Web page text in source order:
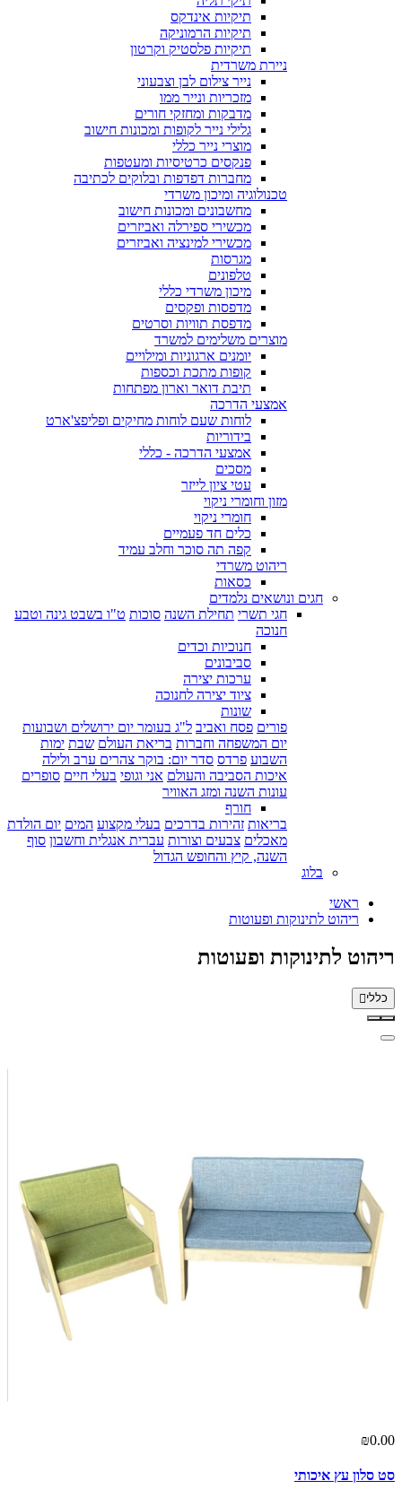
תיקיות אינדקס
תיקיות הרמוניקה
תיקיות פלסטיק וקרטון
ניירת משרדית
נייר צילום לבן וצבעוני
מזכריות ונייר ממו
מדבקות ומחזקי חורים
גלילי נייר לקופות ומכונות חישוב
מוצרי נייר כללי
פנקסים כרטיסיות ומעטפות
מחברות דפדפות ובלוקים לכתיבה
טכנולוגיה ומיכון משרדי
מחשבונים ומכונות חישוב
מכשירי ספירלה ואביזרים
מכשירי למינציה ואביזרים
מגרסות
טלפונים
מיכון משרדי כללי
מדפסות ופקסים
מדפסת תוויות וסרטים
מוצרים משלימים למשרד
יומנים ארגוניות ומילויים
קופות מתכת וכספות
תיבת דואר וארון מפתחות
אמצעי הדרכה
לוחות שעם לוחות מחיקים ופליפצ'ארט
בידוריות
אמצעי הדרכה - כללי
מסכים
עטי ציון לייזר
מזון וחומרי ניקוי
חומרי ניקוי
כלים חד פעמיים
קפה תה סוכר וחלב עמיד
ריהוט משרדי
כסאות
חגים ונושאים נלמדים
חגי תשרי תחילת השנה סוכות ט"ו בשבט גינה וטבע
חנוכה
חנוכיות וכדים
סביבונים
ערכות יצירה
ציוד יצירה לחנוכה
שונות
פורים פסח ואביב ל"ג בעומר יום ירושלים ושבועות
יום המשפחה וחברות בריאת העולם שבת ימות
השבוע פרדס סדר יום: בוקר צהרים ערב ולילה
איכות הסביבה והעולם אני וגופי בעלי חיים סופרים
עונות השנה ומזג האוויר
חורף
בריאות זהירות בדרכים בעלי מקצוע המים יום הולדת
מאכלים צבעים וצורות עברית אנגלית וחשבון סוף
השנה, קיץ והחופש הגדול
בלוג
ראשי
ריהוט לתינוקות ופעוטות
ריהוט לתינוקות ופעוטות
כללי
₪0.00
סט סלון עץ איכותי